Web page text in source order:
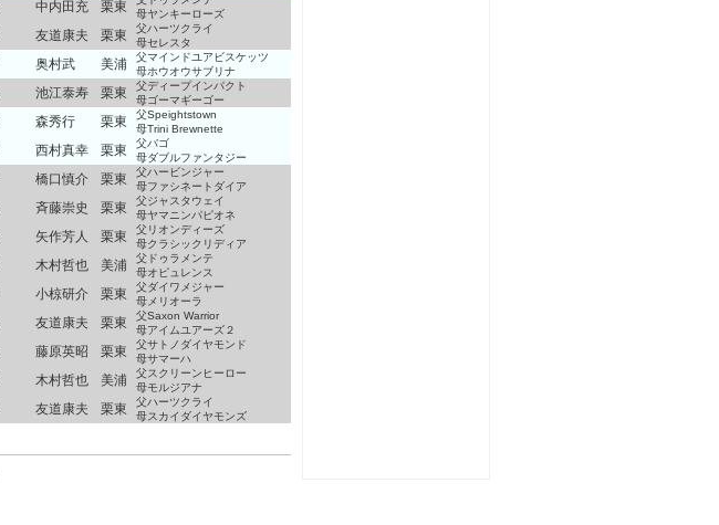
中内田充 栗東
母ヤンキーローズ
友道康夫 栗東
父ハーツクライ
母セレスタ
奥村武 美浦
父マインドユアビスケッツ
母ホウオウサブリナ
池江泰寿 栗東
父ディープインパクト
母ゴーマギーゴー
森秀行 栗東
父Speightstown
母Trini Brewnette
西村真幸 栗東
父バゴ
母ダブルファンタジー
橋口慎介 栗東
父ハービンジャー
母ファシネートダイア
斉藤崇史 栗東
父ジャスタウェイ
母ヤマニンパピオネ
矢作芳人 栗東
父リオンディーズ
母クラシックリディア
木村哲也 美浦
父ドゥラメンテ
母オピュレンス
小椋研介 栗東
父ダイワメジャー
母メリオーラ
友道康夫 栗東
父Saxon Warrior
母アイムユアーズ２
藤原英昭 栗東
父サトノダイヤモンド
母サマーハ
木村哲也 美浦
父スクリーンヒーロー
母モルジアナ
友道康夫 栗東
父ハーツクライ
母スカイダイヤモンズ